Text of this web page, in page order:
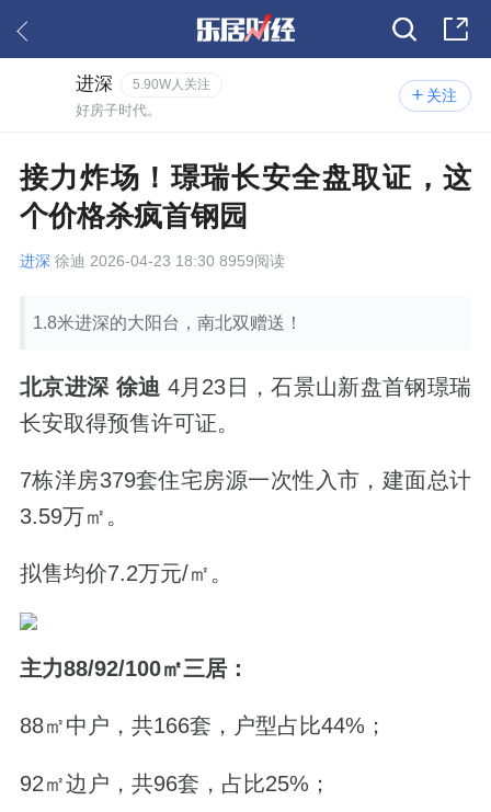
关注
进深 5.90W人关注
好房子时代。
接力炸场！璟瑞长安全盘取证，这
个价格杀疯首钢园
进深 徐迪 2026-04-23 18:30 8959阅读
1.8米进深的大阳台，南北双赠送！
北京进深 徐迪 4月23日，石景山新盘首钢璟瑞
长安取得预售许可证。
7栋洋房379套住宅房源一次性入市，建面总计
3.59万㎡。
拟售均价7.2万元/㎡。
主力88/92/100㎡三居：
88㎡中户，共166套，户型占比44%；
92㎡边户，共96套，占比25%；